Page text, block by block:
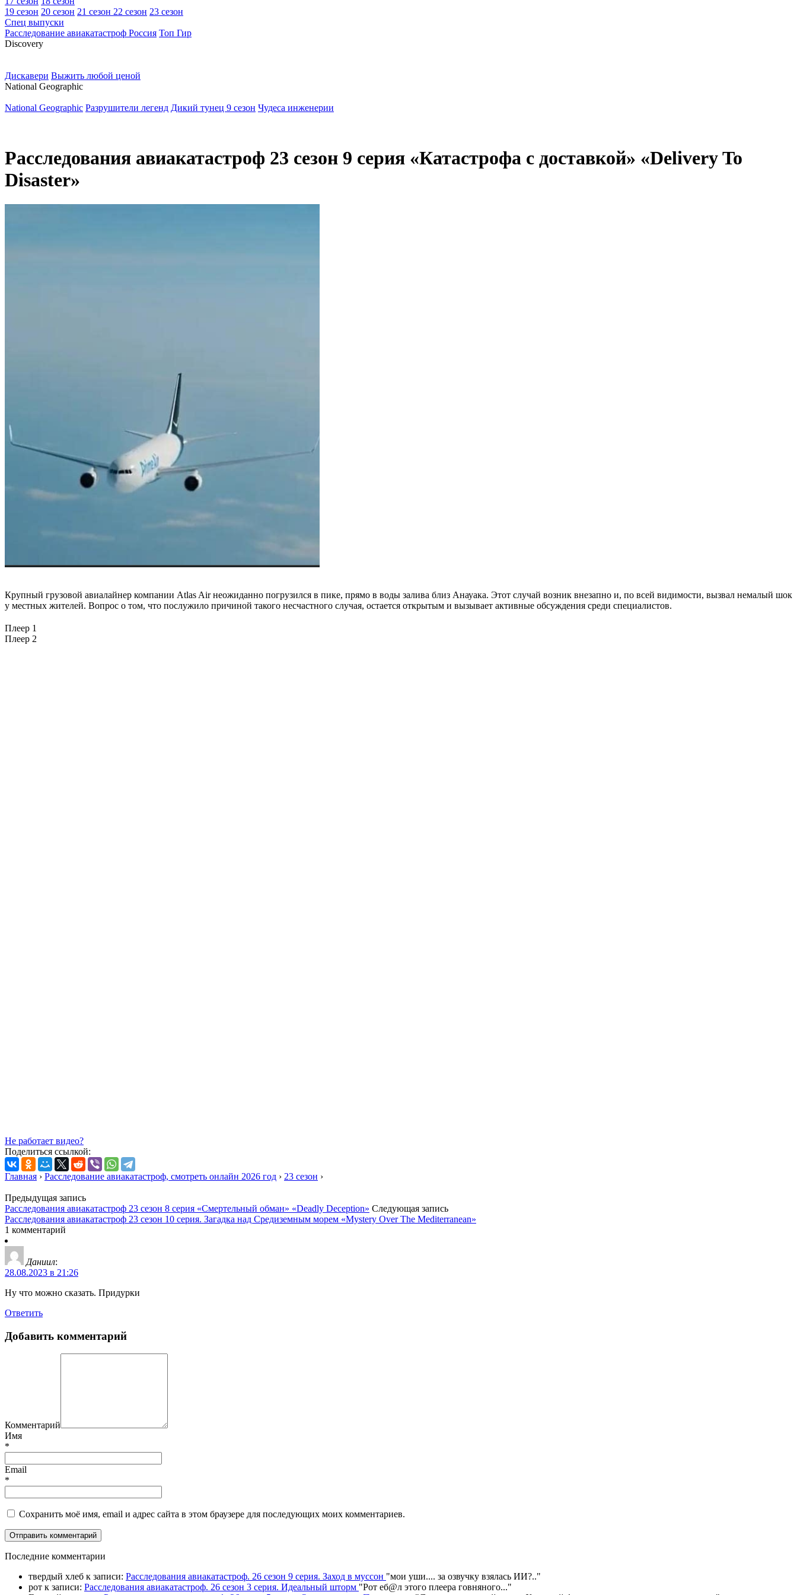
19 сезон 20 сезон 21 сезон 22 сезон 23 сезон
Спец выпуски
Расследование авиакатастроф Россия Топ Гир
Discovery
Дискавери Выжить любой ценой
National Geographic
National Geographic Разрушители легенд Дикий тунец 9 сезон Чудеса инженерии
Расследования авиакатастроф 23 сезон 9 серия «Катастрофа с доставкой» «Delivery To
Disaster»
Крупный грузовой авиалайнер компании Atlas Air неожиданно погрузился в пике, прямо в воды залива близ Анауака. Этот случай возник внезапно и, по всей видимости, вызвал немалый шок
у местных жителей. Вопрос о том, что послужило причиной такого несчастного случая, остается открытым и вызывает активные обсуждения среди специалистов.
Плеер 1
Плеер 2
Не работает видео?
Поделиться ссылкой:
Главная › Расследование авиакатастроф, смотреть онлайн 2026 год › 23 сезон ›
Предыдущая запись
Расследования авиакатастроф 23 сезон 8 серия «Смертельный обман» «Deadly Deception» Следующая запись
Расследования авиакатастроф 23 сезон 10 серия. Загадка над Средиземным морем «Mystery Over The Mediterranean»
1 комментарий
Даниил:
28.08.2023 в 21:26
Ну что можно сказать. Придурки
Ответить
Добавить комментарий
Комментарий
Имя
*
Email
*
Сохранить моё имя, email и адрес сайта в этом браузере для последующих моих комментариев.
Последние комментарии
твердый хлеб к записи: Расследования авиакатастроф. 26 сезон 9 серия. Заход в муссон "мои уши.... за озвучку взялась ИИ?.."
рот к записи: Расследования авиакатастроф. 26 сезон 3 серия. Идеальный шторм "Рот еб@л этого плеера говняного..."